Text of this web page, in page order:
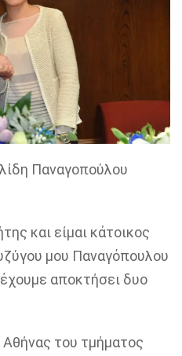
Παναγοπούλου
και είμαι κάτοικος
μου Παναγόπουλου
αποκτήσει δυο
Αθήνας του τμήματος